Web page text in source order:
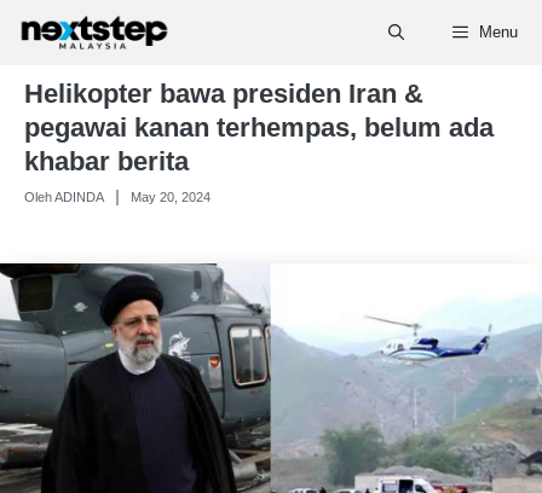
Skip
content
Menu
Helikopter bawa presiden Iran &
pegawai kanan terhempas, belum ada
khabar berita
Oleh ADINDA May 20, 2024